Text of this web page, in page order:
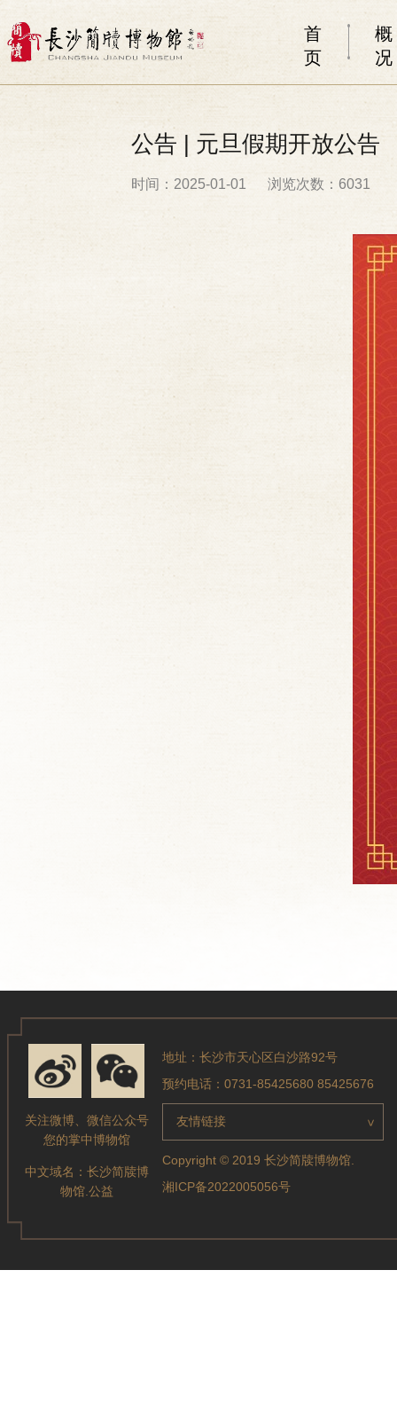
首
页
概
况
公告 | 元旦假期开放公告
时间：2025-01-01 浏览次数：6031
关注微博、微信公众号
您的掌中博物馆
中文域名： 长沙简牍博
物馆.公益
地址：长沙市天心区白沙路92号
预约电话：0731-85425680 85425676
友情链接 >
Copyright © 2019 长沙简牍博物馆.
湘ICP备2022005056号